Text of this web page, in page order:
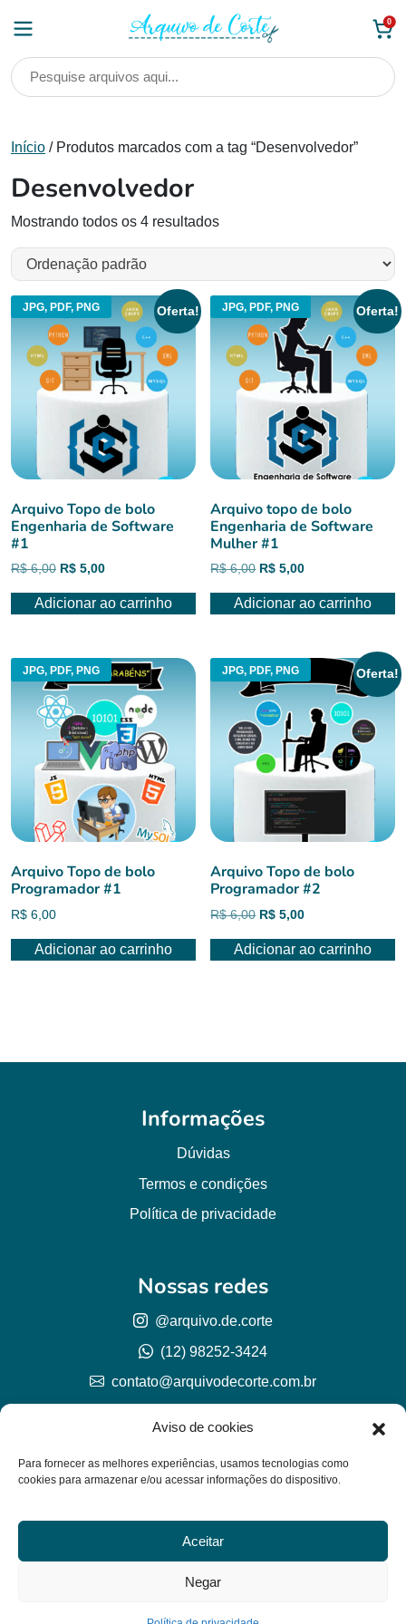
Aviso de cookies
Para fornecer as melhores experiências, usamos tecnologias como
cookies para armazenar e/ou acessar informações do dispositivo.
Aceitar
Negar
0
Início / Produtos marcados com a tag “Desenvolvedor”
Desenvolvedor
Mostrando todos os 4 resultados
JPG, PDF, PNG Oferta!
Arquivo Topo de bolo
Engenharia de Software
#1
R$6,00 O
original
R$ 5,00O
atual
Adicionar ao carrinho
JPG, PDF, PNG Oferta!
Arquivo topo de bolo
Engenharia de Software
Mulher #1
R$6,00 O
original
R$ 5,00O
atual
Adicionar ao carrinho
JPG, PDF, PNG
Arquivo Topo de bolo
Programador #1
R$ 6,00
Adicionar ao carrinho
JPG, PDF, PNG Oferta!
Arquivo Topo de bolo
Programador #2
R$6,00 O
original
R$ 5,00O
atual
Adicionar ao carrinho
Informações
Dúvidas
Termos e condições
Política de privacidade
© Arquivo de corte 2026
CNPJ 57.978.789/0001-77
Lh Graphic Designer
Nossas redes
@arquivo.de.corte
(12) 98252-3424
contato@arquivodecorte.com.br